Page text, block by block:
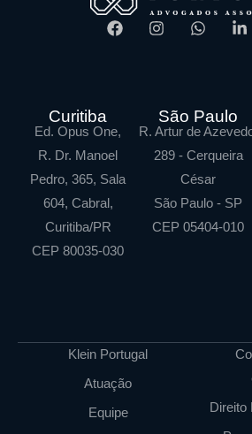
Curitiba
Ed. Opus One,
R. Dr. Manoel
Pedro, 365, Sala
604, Cabral,
Curitiba/PR
CEP 80035-030
São Paulo
R. Artur de
289 - Cerqueira
César
São Paulo - SP
CEP 05404-010
Klein Portugal
Atuação
Equipe
Direito